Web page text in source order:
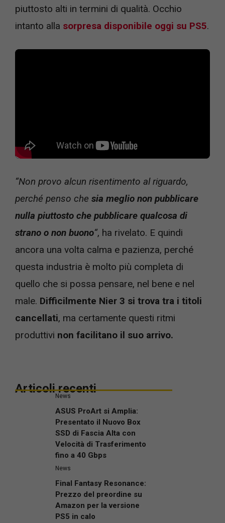
piuttosto alti in termini di qualità. Occhio
intanto alla sorpresa disponibile oggi su PS5.
“Non provo alcun risentimento al riguardo,
perché penso che sia meglio non pubblicare
nulla piuttosto che pubblicare qualcosa di
strano o non buono“, ha rivelato. E quindi
ancora una volta calma e pazienza, perché
questa industria è molto più completa di
quello che si possa pensare, nel bene e nel
male. Difficilmente Nier 3 si trova tra i titoli
cancellati, ma certamente questi ritmi
produttivi non facilitano il suo arrivo.
Articoli recenti
News
ASUS ProArt si Amplia:
Presentato il Nuovo Box
SSD di Fascia Alta con
Velocità di Trasferimento
fino a 40 Gbps
News
Final Fantasy Resonance:
Prezzo del preordine su
Amazon per la versione
PS5 in calo